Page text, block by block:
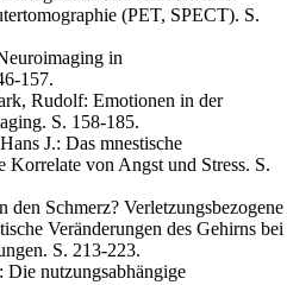
(PET, SPECT). S.
in
157.
Rudolf: Emotionen in der
S. 158-185.
J.: Das mnestische
von Angst und Stress. S.
Schmerz? Verletzungsbezogene
Veränderungen des Gehirns bei
S. 213-223.
nutzungsabhängige